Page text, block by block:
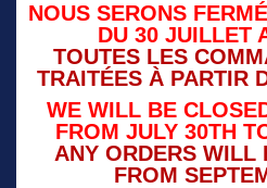
NOUS SERONS
DU 30 JUILLET
TOUTES LES
TRAITÉES À PARTIR
WE WILL BE
FROM JULY 30TH
ANY ORDERS WILL
FROM